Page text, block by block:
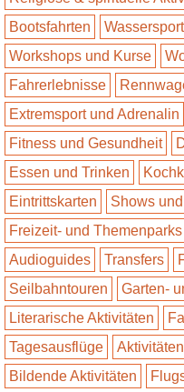
Bootsfahrten
Wassersport
Workshops und Kurse
Fahrerlebnisse
Extremsport und Adrenalin
Fitness und Gesundheit
Essen und Trinken
Eintrittskarten
Shows
Freizeit- und Themenparks
Audioguides
Transfers
Seilbahntouren
Garten-
Literarische Aktivitäten
Tagesausflüge
Bildende Aktivitäten